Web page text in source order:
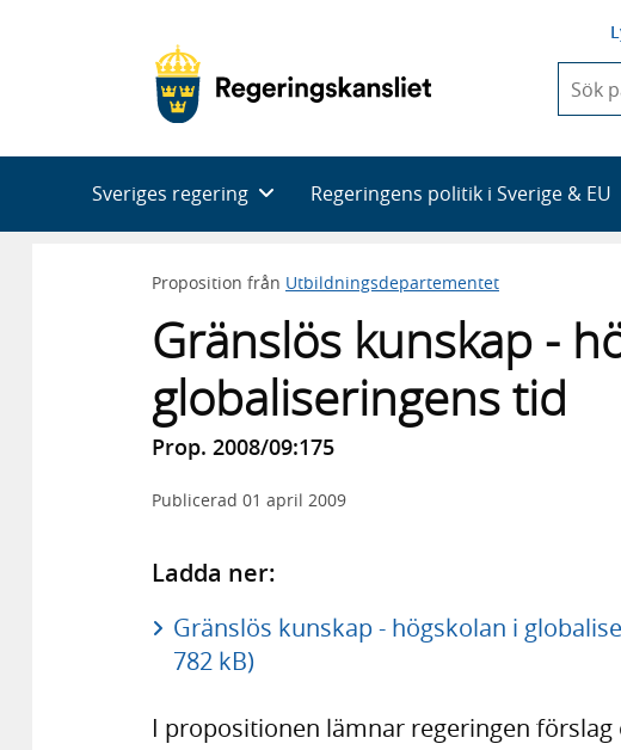
du
skriva
en
Sveriges regering Regeringens politik i Sverige & EU
Proposition från Utbildningsdepartementet
Gränslös kunskap -
globaliseringens tid
Prop. 2008/09:175
Publicerad 01 april 2009
Ladda ner:
Gränslös kunskap - högskolan i
782 kB)
I propositionen lämnar regeringen